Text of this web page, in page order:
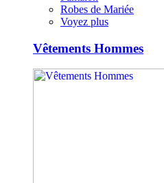
Robes de Mariée
Voyez plus
Vêtements Hommes